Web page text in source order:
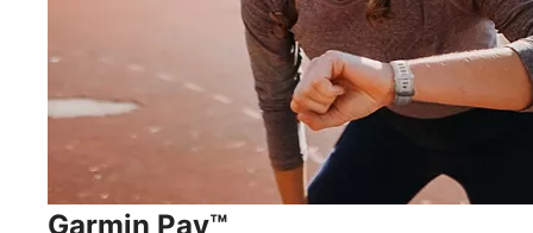
Garmin Pay™